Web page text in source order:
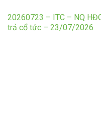
20260723 – ITC – NQ
trả cổ tức – 23/07/2026